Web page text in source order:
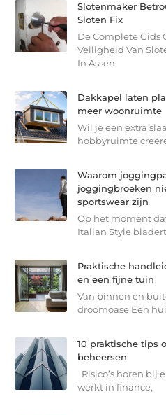
Slotenmaker
Sloten Fix
De Complete Gids
Veiligheid Van
In Assen
Dakkapel laten
meer woonruimte
Wil je een extra
hobbyruimte
Waarom
joggingbroeken
sportswear zijn
Op het moment
Italian Style
Praktische
en een fijne tuin
Van binnen en
droomoase Een
10 praktische tips
beheersen
Risico’s horen bij
werkt in finance,